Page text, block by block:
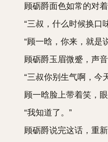
顾砺爵面色如常的对着
“三叔，什么时候换口味
“顾一晗，你来，就是
顾砺爵玉眉微蹙，声音
“三叔你别生气啊，今天
顾一晗脸上带着笑，眼
“我知道了。”
顾砺爵说完这话，重新